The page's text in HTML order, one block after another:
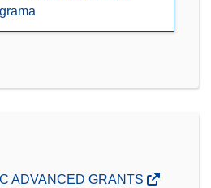
ADVANCED GRANTS